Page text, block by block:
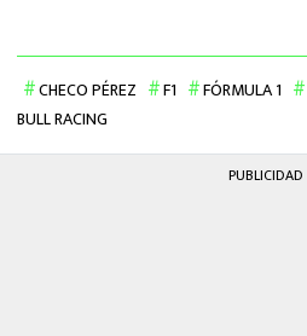
CHECO PÉREZ F1 FÓRMULA 1
BULL RACING
PUBLICIDAD